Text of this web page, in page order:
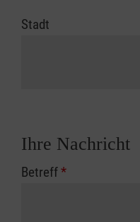
Stadt
Ihre Nachricht
Betreff*